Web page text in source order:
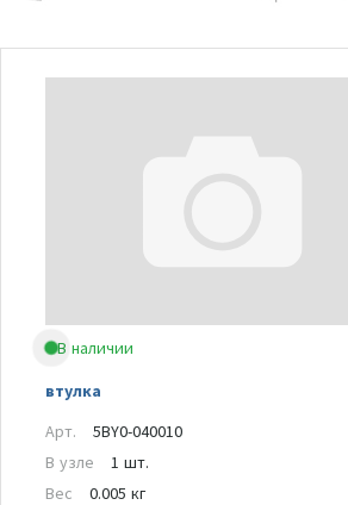
В наличии
втулка
Арт.
5BY0-040010
В узле
1 шт.
Вес
0.005 кг